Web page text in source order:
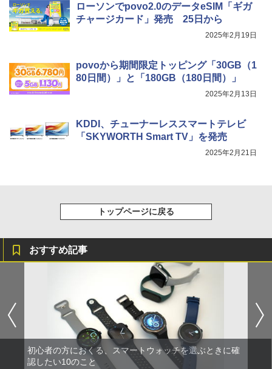
ローソンでpovo2.0のデータeSIM「ギガ
チャージカード」発売 25日から
2025年2月19日
povoから期間限定トッピング「30GB（1
80日間）」と「180GB（180日間）」
2025年2月13日
KDDI、チューナーレススマートテレビ
「SKYWORTH Smart TV」を発売
2025年2月21日
トップページに戻る
おすすめ記事
初心者の方におくる、スマートウォッチを選ぶときに確
認したい10のこと